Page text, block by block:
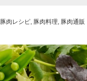
豚肉レシピ, 豚肉料理, 豚肉通販